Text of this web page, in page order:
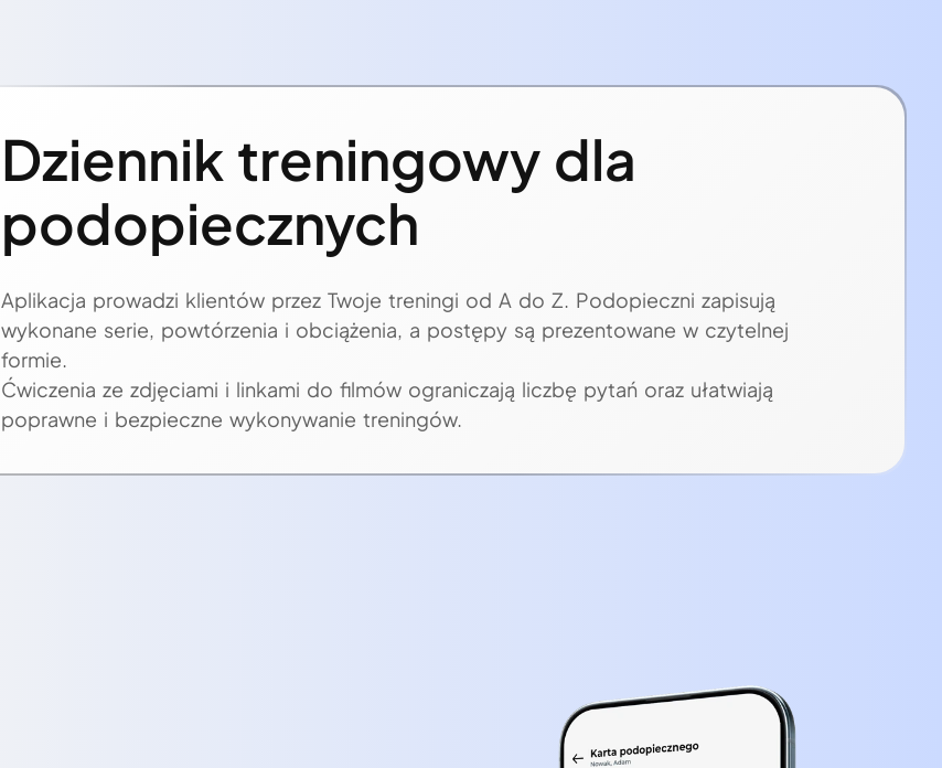
Dziennik treningowy dla
podopiecznych
Aplikacja prowadzi klientów przez Twoje treningi od A do Z. Podopieczni zapisują
wykonane serie, powtórzenia i obciążenia, a postępy są prezentowane w czytelnej
formie.
Ćwiczenia ze zdjęciami i linkami do filmów ograniczają liczbę pytań oraz ułatwiają
poprawne i bezpieczne wykonywanie treningów.